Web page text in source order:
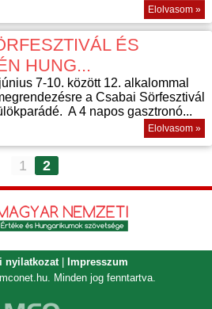
Elolvasom »
ÉS
HUNG...
7-10. között 12. alkalommal
a Csabai Sörfesztivál
A 4 napos gasztronó...
Elolvasom »
1 2
nyilatkozat
Impresszum
. Minden jog fenntartva.